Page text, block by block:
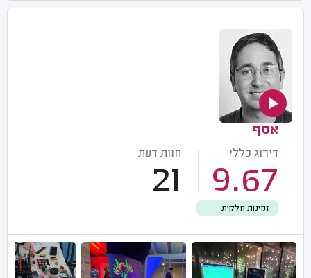
אסף
דירוג כללי
9.67
חוות דעת
21
זמינות חלקית